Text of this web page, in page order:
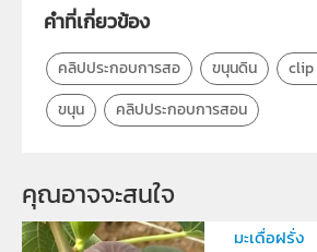
คำที่เกี่ยวข้อง
คลิปประกอบการสอ ขนุนดิน
ขนุน
คลิปประกอบการสอน
คุณอาจจะสนใจ
มะเดื่อฝรั่ง